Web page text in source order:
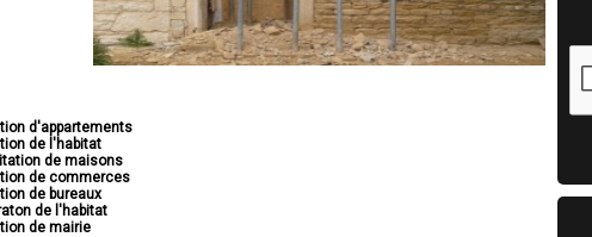
d'appartements
de l'habitat
de maisons
de commerces
de bureaux
de l'habitat
de mairie